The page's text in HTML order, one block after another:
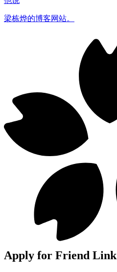
梁栋烨的博客网站。
Apply for Friend Link